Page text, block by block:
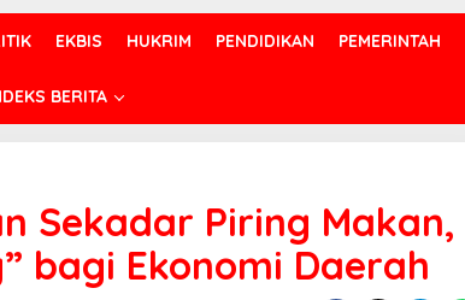
EKBIS HUKRIM PENDIDIKAN PEMERINTAH
BERITA
Sekadar Piring Makan,
bagi Ekonomi Daerah